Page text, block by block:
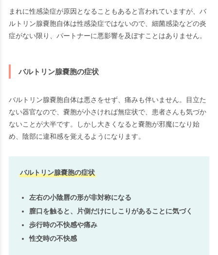
まれに性感染症が原因となることもあると言われていますが、バ
ルトリン腺嚢胞自体は性感染症ではないので、細菌感染などの炎
症がない限り、パートナーに悪影響を及ぼすことはありません。
バルトリン腺嚢胞の症状
バルトリン腺嚢胞自体は悪さをせず、痛みも伴いません。目立た
ない器官なので、嚢胞が小さければ無症状で、患者さんも気づか
ないことが大半です。しかし大きくなると嚢胞が邪魔になり始
め、陰部に違和感を覚えるようになります。
バルトリン腺嚢胞の症状
左右の小陰唇の形が非対称になる
膣口を触ると、片側だけにしこりがあることに気づく
歩行時の不快感や痛み
性交時の不快感